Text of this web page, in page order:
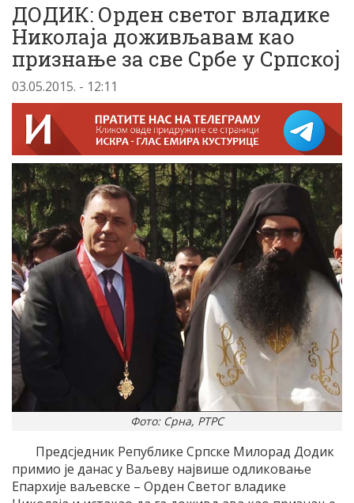
ДОДИК: Орден светог владике
Николаја доживљавам као
признање за све Србе у Српској
03.05.2015. - 12:11
Фото: Срна, РТРС
Предсједник Републике Српске Милорад Додик
примио је данас у Ваљеву највише одликовање
Епархије ваљевске – Орден Светог владике